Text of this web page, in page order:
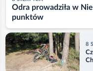
Odra prowadziła w
punktów
8